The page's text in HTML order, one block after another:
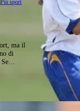
|Più sport
ma il
di
Se…